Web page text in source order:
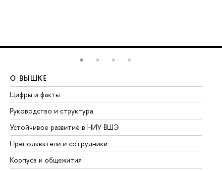
О ВЫШКЕ
Цифры и факты
Руководство и структура
Устойчивое развитие в НИУ ВШЭ
Преподаватели и сотрудники
Корпуса и общежития